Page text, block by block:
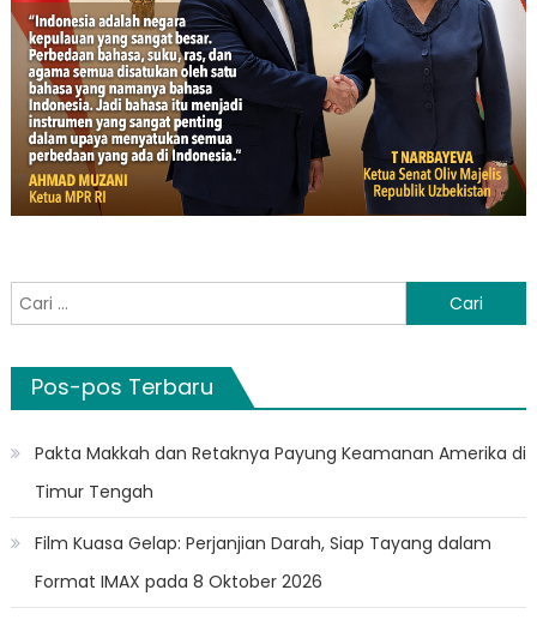
Cari
untuk:
Pos-pos Terbaru
Pakta Makkah dan Retaknya Payung Keamanan Amerika di
Timur Tengah
Film Kuasa Gelap: Perjanjian Darah, Siap Tayang dalam
Format IMAX pada 8 Oktober 2026